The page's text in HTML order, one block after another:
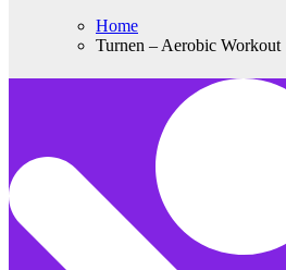
Home
Turnen – Aerobic Workout